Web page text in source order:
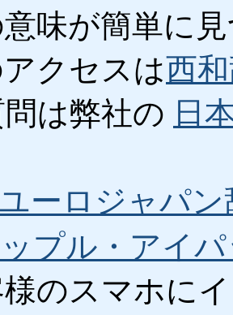
味が簡単に
クセスは西
は弊社の 日
ユーロジャパン
プル・アイ
のスマホに